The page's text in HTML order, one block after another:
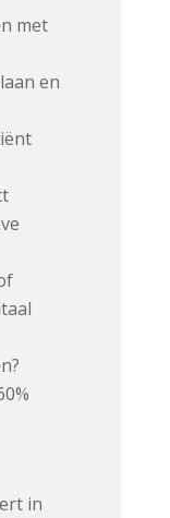
met
en
in